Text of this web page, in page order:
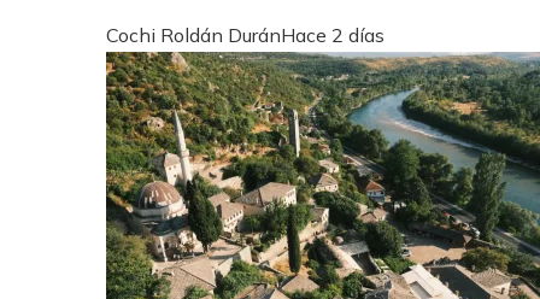
Cochi Roldán DuránHace 2 días